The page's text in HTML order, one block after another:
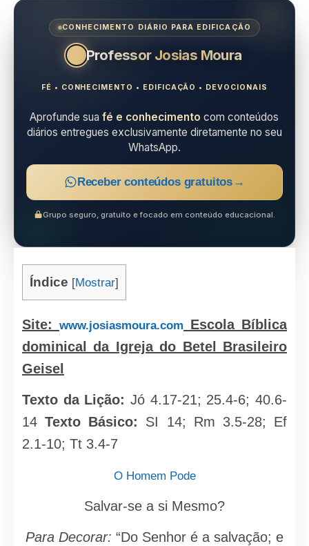
CONHECIMENTO DIÁRIO PARA EDIFICAÇÃO
Professor Josias Moura
FÉ • CONHECIMENTO • EDIFICAÇÃO • DEVOCIONAIS
Aprofunde suafé e conhecimento com conteúdos
diários entregues exclusivamente diretamente no seu
WhatsApp.
Receber conteúdos gratuitos →
Grupo seguro, gratuito e focado em conteúdo educacional.
Índice [Mostrar]
Site: www.josiasmoura.com
Escola Bíblica
dominical da Igreja do Betel Brasileiro
Geisel
Texto da Lição: Jó 4.17-21; 25.4-6; 40.6-
14Texto Básico: SI 14; Rm 3.5-28; Ef
2.1-10; Tt 3.4-7
O Homem Pode
Salvar-se a si Mesmo?
Para Decorar: “Do Senhor é a salvação; e